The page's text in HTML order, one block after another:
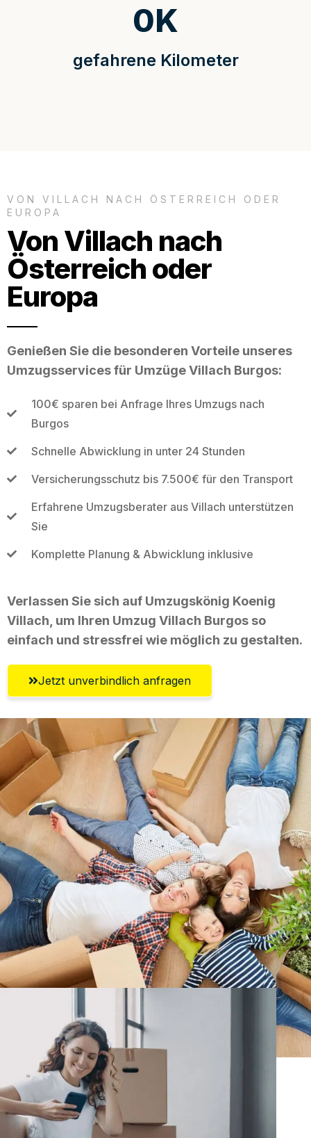
gefahrene Kilometer
0K
VON VILLACH NACH ÖSTERREICH ODER
EUROPA
Von Villach nach
Österreich oder
Europa
Genießen Sie die besonderen Vorteile unseres
Umzugsservices für Umzüge Villach Burgos:
100€ sparen bei Anfrage Ihres Umzugs nach
Burgos
Schnelle Abwicklung in unter 24 Stunden
Versicherungsschutz bis 7.500€ für den Transport
Erfahrene Umzugsberater aus Villach unterstützen
Sie
Komplette Planung & Abwicklung inklusive
Verlassen Sie sich auf Umzugskönig Koenig
Villach, um Ihren Umzug Villach Burgos so
einfach und stressfrei wie möglich zu gestalten.
Jetzt unverbindlich anfragen